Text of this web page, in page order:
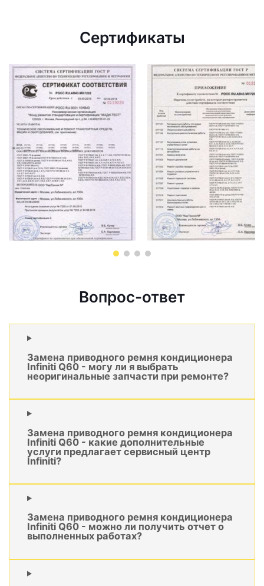
Сертификаты
Вопрос-ответ
Замена приводного ремня кондиционера
Infiniti Q60 - могу ли я выбрать
неоригинальные запчасти при ремонте?
Замена приводного ремня кондиционера
Infiniti Q60 - какие дополнительные
услуги предлагает сервисный центр
Infiniti?
Замена приводного ремня кондиционера
Infiniti Q60 - можно ли получить отчет о
выполненных работах?